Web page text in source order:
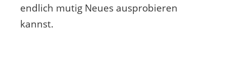
endlich mutig Neues ausprobieren
kannst.